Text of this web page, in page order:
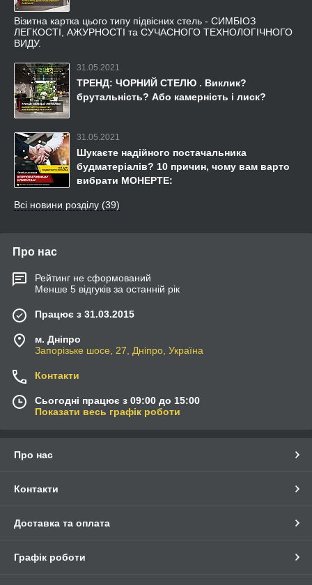
Візитна картка цього типу підвісних стель - СИМБІОЗ
ЛЕГКОСТІ, АЖУРНОСТІ та СУЧАСНОГО ТЕХНОЛОГІЧНОГО
ВИДУ.
31.05.2021
ТРЕНД: ЧОРНИЙ СТЕЛЮ . Виклик?
брутальність? Або камерність і лиск?
31.05.2021
Шукаєте надійного постачальника
будматеріалів? 10 причин, чому вам варто
вибрати МОНЕРТЕ:
Всі новини розділу (39)
Про нас
Рейтинг не сформований
Менше 5 відгуків за останній рік
Працює з 31.03.2015
м. Дніпро
Запорізьке шосе, 27, Дніпро, Україна
Контакти
Сьогодні працює з 09:00 до 15:00
Показати весь графік роботи
Про нас
Контакти
Доставка та оплата
Графік роботи